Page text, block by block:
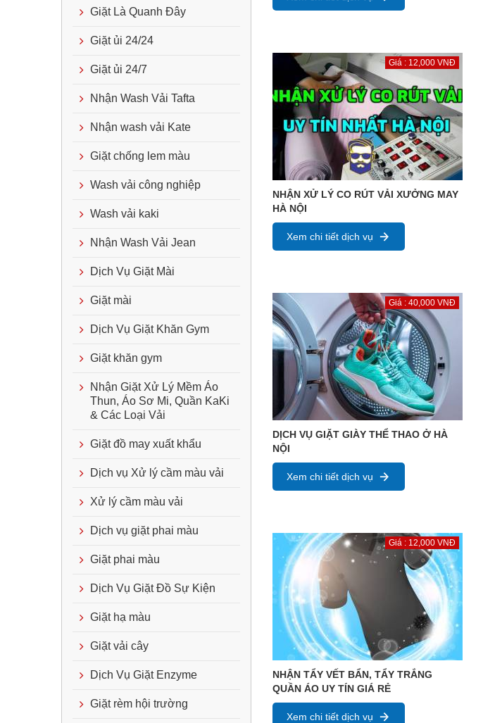
Giá : 12,000 VNĐ
NHẬN XỬ LÝ CO RÚT VẢI XƯỞNG MAY
HÀ NỘI
Xem chi tiết dịch vụ
Giá : 40,000 VNĐ
DỊCH VỤ GIẶT GIÀY THỂ THAO Ở HÀ
NỘI
Xem chi tiết dịch vụ
Giá : 12,000 VNĐ
NHẬN TẨY VẾT BẨN, TẨY TRẮNG
QUẦN ÁO UY TÍN GIÁ RẺ
Xem chi tiết dịch vụ
Giặt Là Quanh Đây
Giặt ủi 24/24
Giặt ủi 24/7
Nhận Wash Vải Tafta
Nhận wash vải Kate
Giặt chống lem màu
Wash vải công nghiệp
Wash vải kaki
Nhận Wash Vải Jean
Dịch Vụ Giặt Mài
Giặt mài
Dịch Vụ Giặt Khăn Gym
Giặt khăn gym
Nhận Giặt Xử Lý Mềm Áo
Thun, Áo Sơ Mi, Quần KaKi
& Các Loại Vải
Giặt đồ may xuất khẩu
Dịch vụ Xử lý cầm màu vải
Xử lý cầm màu vải
Dịch vụ giặt phai màu
Giặt phai màu
Dịch Vụ Giặt Đồ Sự Kiện
Giặt hạ màu
Giặt vải cây
Dịch Vụ Giặt Enzyme
Giặt rèm hội trường